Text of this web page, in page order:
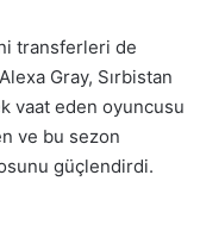
transferleri de
Gray, Sırbistan
vaat eden oyuncusu
ve bu sezon
güçlendirdi.